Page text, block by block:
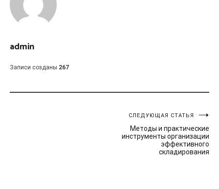
admin
Записи созданы 267
СЛЕДУЮЩАЯ СТАТЬЯ
Методы и практические
инструменты организации
эффективного
складирования